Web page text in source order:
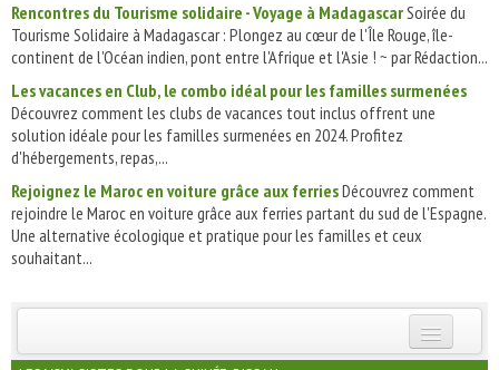
Rencontres du Tourisme solidaire - Voyage à MadagascarSoirée du
Tourisme Solidaire à Madagascar : Plongez au cœur de l'Île Rouge, île-
continent de l'Océan indien, pont entre l'Afrique et l'Asie ! ~ par Rédaction...
Les vacances en Club, le combo idéal pour les familles surmenées
Découvrez comment les clubs de vacances tout inclus offrent une
solution idéale pour les familles surmenées en 2024. Profitez
d'hébergements, repas,...
Rejoignez le Maroc en voiture grâce aux ferriesDécouvrez comment
rejoindre le Maroc en voiture grâce aux ferries partant du sud de l'Espagne.
Une alternative écologique et pratique pour les familles et ceux
souhaitant...